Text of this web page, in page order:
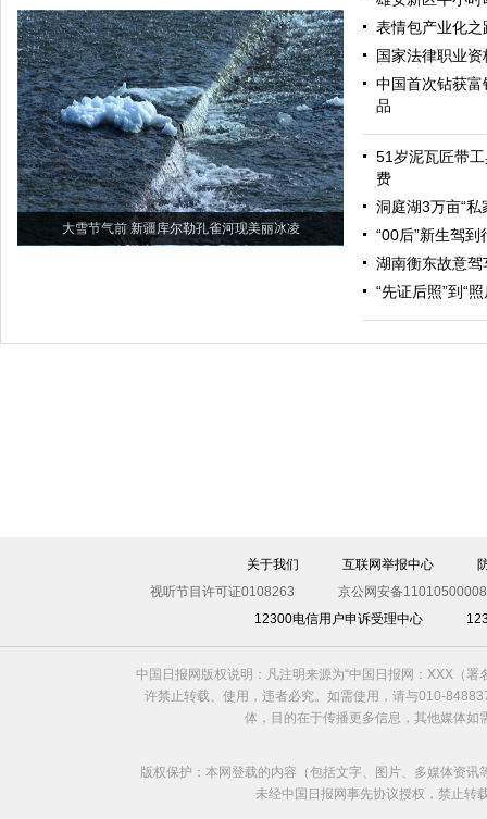
大雪节气前 新疆库尔勒孔雀河现美丽冰凌
表情包产业化
国家法律职业
中国首次钻获
品
51岁泥瓦匠带
费
洞庭湖3万亩“私
“00后”新生驾到
湖南衡东故意
“先证后照”到“
关于我们 互联网举报中心
视听节目许可证0108263
京公网安备
12300电信用户申诉受理中心
中国日报网版权说明：凡注明来源为“中国日报网：XXX（
许禁止转载、使用，违者必究。如需使用，请与010-
体，目的在于传播更多信息，其他媒体
版权保护：本网登载的内容（包括文字、图片、多媒体资
未经中国日报网事先协议授权，禁止转